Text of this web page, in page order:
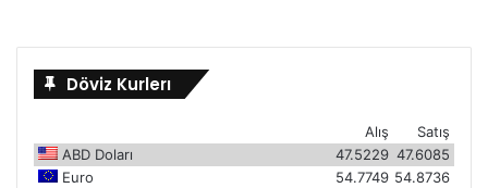
Döviz Kurlerı
Satış
Alış
ABD Doları
47.6085
47.5229
Euro
54.8736
54.7749